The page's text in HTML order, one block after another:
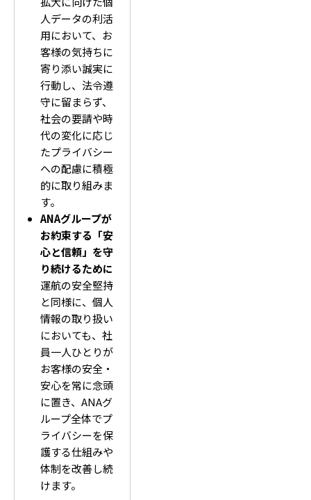
人データの利活
用において、お
客様の気持ちに
寄り添い誠実に
行動し、法令遵
守に留まらず、
社会の要請や時
代の変化に応じ
たプライバシー
への配慮に積極
的に取り組みま
す。
ANAグループが
お約束する「安
心と信頼」を守
り続けるために
運航の安全堅持
と同様に、個人
情報の取り扱い
においても、社
員一人ひとりが
お客様の安全・
安心を常に念頭
に置き、ANAグ
ループ全体でプ
ライバシーを保
護する仕組みや
体制を改善し続
けます。